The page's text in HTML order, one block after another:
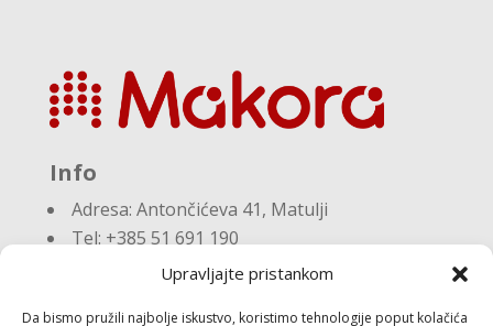
Upravljajte pristankom
Da bismo pružili najbolje iskustvo, koristimo tehnologije poput kolačića
Info
Adresa: Antončićeva 41, Matulji
Tel: +385 51 691 190
Email:knjigovodstvo@makora.hr